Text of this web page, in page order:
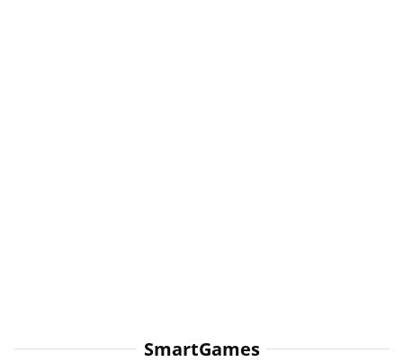
SmartGames